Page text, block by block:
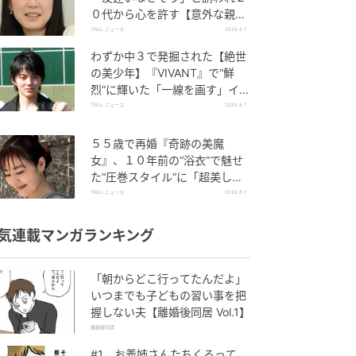
０代から心を許す【意外な親友
芸人】とは？
TRILL ニュース 2026.8.7
わずか中３で発掘された【絶世
の美少年】『VIVANT』で“鮮
烈”に輝いた「一線を画す」イケ
メン俳優
TRILL ニュース 2026.8.7
５５歳で再婚『奇跡の美魔
女』、１０年前の“浴衣”で魅せ
た“圧巻スタイル”に「超美し
い」「うっとり」
TRILL ニュース 2026.8.7
連載マンガランキング
「朝からどこ行ってたんだよ」
いつまでも子どもの習い事を把
握しない夫【離婚後同居 Vol.1】
離婚後同居